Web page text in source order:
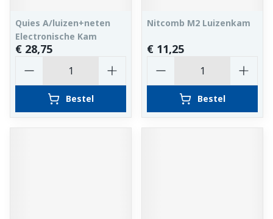
Quies A/luizen+neten
Electronische Kam
€ 28,75
Bestel
Nitcomb M2 Luizenkam
€ 11,25
Bestel